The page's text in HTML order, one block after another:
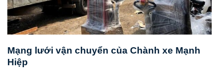
Mạng lưới vận chuyển của Chành xe Mạnh
Hiệp